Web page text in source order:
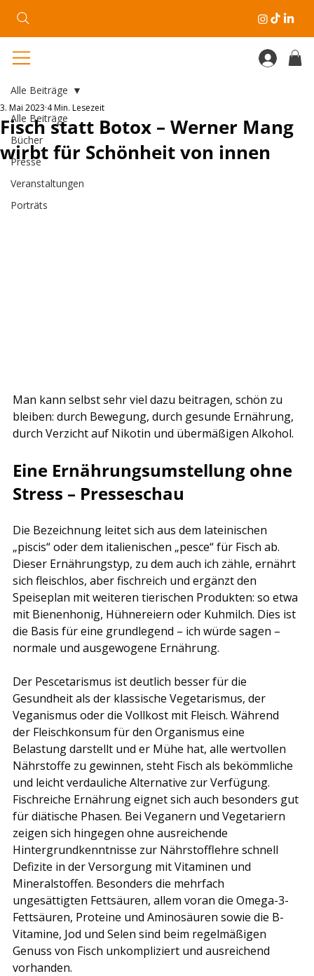
Alle Beiträge
Bücher
Presse
Veranstaltungen
Porträts
Alle Beiträge
Fisch statt Botox – Werner Mang
wirbt für Schönheit von innen
3. Mai 2023 4 Min. Lesezeit
Man kann selbst sehr viel dazu beitragen, schön zu
bleiben: durch Bewegung, durch gesunde Ernährung,
durch Verzicht auf Nikotin und übermäßigen Alkohol.
Eine Ernährungsumstellung ohne
Stress – Presseschau
Die Bezeichnung leitet sich aus dem lateinischen
„piscis“ oder dem italienischen „pesce“ für Fisch ab.
Dieser Ernährungstyp, zu dem auch ich zähle, ernährt
sich fleischlos, aber fischreich und ergänzt den
Speiseplan mit weiteren tierischen Produkten: so etwa
mit Bienenhonig, Hühnereiern oder Kuhmilch. Dies ist
die Basis für eine grundlegend – ich würde sagen –
normale und ausgewogene Ernährung.
Der Pescetarismus ist deutlich besser für die
Gesundheit als der klassische Vegetarismus, der
Veganismus oder die Vollkost mit Fleisch. Während
der Fleischkonsum für den Organismus eine
Belastung darstellt und er Mühe hat, alle wertvollen
Nährstoffe zu gewinnen, steht Fisch als bekömmliche
und leicht verdauliche Alternative zur Verfügung.
Fischreiche Ernährung eignet sich auch besonders gut
für diätische Phasen. Bei Veganern und Vegetariern
zeigen sich hingegen ohne ausreichende
Hintergrundkenntnisse zur Nährstofflehre schnell
Defizite in der Versorgung mit Vitaminen und
Mineralstoffen. Besonders die mehrfach
ungesättigten Fettsäuren, allem voran die Omega-3-
Fettsäuren, Proteine und Aminosäuren sowie die B-
Vitamine, Jod und Selen sind beim regelmäßigen
Genuss von Fisch unkompliziert und ausreichend
vorhanden.